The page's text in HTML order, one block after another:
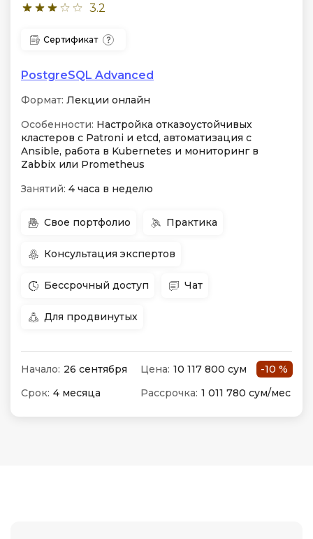
3.2
Сертификат
PostgreSQL Advanced
Формат: Лекции онлайн
Особенности: Настройка отказоустойчивых
кластеров с Patroni и etcd, автоматизация с
Ansible, работа в Kubernetes и мониторинг в
Zabbix или Prometheus
Занятий: 4 часа в неделю
Свое портфолио Практика
Консультация экспертов
Бессрочный доступ Чат
Для продвинутых
Начало: 26 сентября Цена: 10 117 800 сум
-10 %
Срок: 4 месяца Рассрочка: 1 011 780 сум/мес